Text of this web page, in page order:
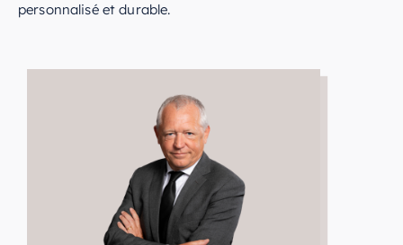
personnalisé et durable.